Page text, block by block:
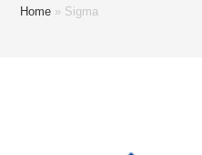
Home » Sigma